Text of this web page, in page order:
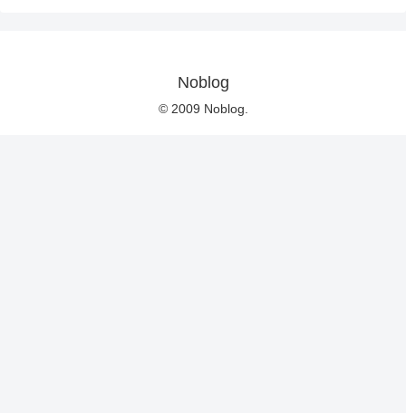
Noblog
© 2009 Noblog.